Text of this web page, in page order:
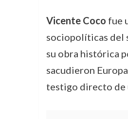
Vicente Coco fue
sociopolíticas del
su obra histórica
sacudieron
testigo directo de